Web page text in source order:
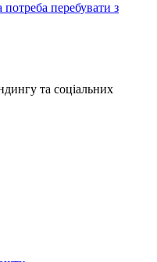
перебувати з
та соціальних